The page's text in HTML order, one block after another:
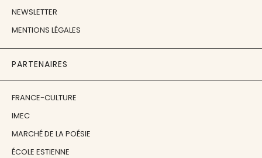
NEWSLETTER
MENTIONS LÉGALES
PARTENAIRES
FRANCE-CULTURE
IMEC
MARCHÉ DE LA POÉSIE
ÉCOLE ESTIENNE